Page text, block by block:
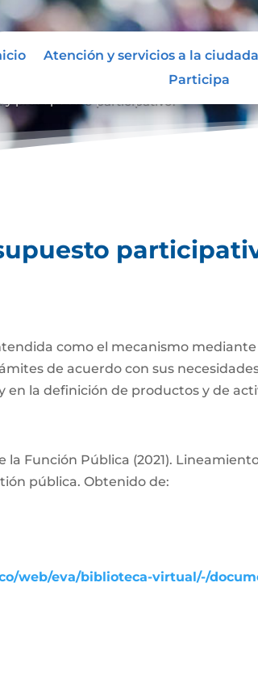
Atención y servicios a la
Participa
y presupuesto participativo.
como el mecanismo
de acuerdo con sus
en la definición de productos y de
Función Pública (2021).
pública. Obtenido de:
web/eva/biblioteca-virtual/-/